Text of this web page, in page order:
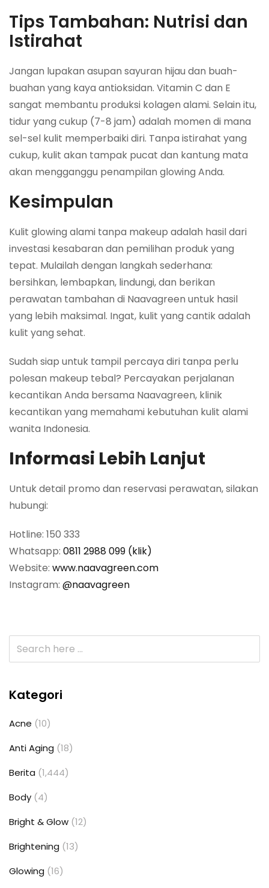
Tips Tambahan: Nutrisi dan
Istirahat
Jangan lupakan asupan sayuran hijau dan buah-
buahan yang kaya antioksidan. Vitamin C dan E
sangat membantu produksi kolagen alami. Selain itu,
tidur yang cukup (7-8 jam) adalah momen di mana
sel-sel kulit memperbaiki diri. Tanpa istirahat yang
cukup, kulit akan tampak pucat dan kantung mata
akan mengganggu penampilan glowing Anda.
Kesimpulan
Kulit glowing alami tanpa makeup adalah hasil dari
investasi kesabaran dan pemilihan produk yang
tepat. Mulailah dengan langkah sederhana:
bersihkan, lembapkan, lindungi, dan berikan
perawatan tambahan di Naavagreen untuk hasil
yang lebih maksimal. Ingat, kulit yang cantik adalah
kulit yang sehat.
Sudah siap untuk tampil percaya diri tanpa perlu
polesan makeup tebal? Percayakan perjalanan
kecantikan Anda bersama Naavagreen, klinik
kecantikan yang memahami kebutuhan kulit alami
wanita Indonesia.
Informasi Lebih Lanjut
Untuk detail promo dan reservasi perawatan, silakan
hubungi:
Hotline: 150 333
Whatsapp: 0811 2988 099 (klik)
Website: www.naavagreen.com
Instagram: @naavagreen
Kategori
Acne (10)
Anti Aging (18)
Berita (1,444)
Body (4)
Bright & Glow (12)
Brightening (13)
Glowing (16)